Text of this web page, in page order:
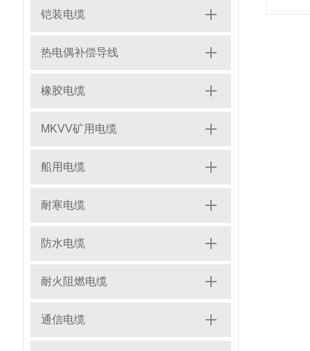
铠装电缆
热电偶补偿导线
橡胶电缆
MKVV矿用电缆
船用电缆
耐寒电缆
防水电缆
耐火阻燃电缆
通信电缆